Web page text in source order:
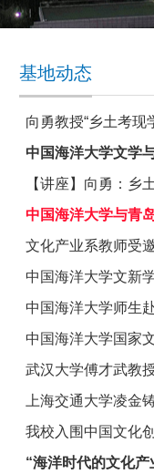
基地动态
向勇教授“乡土考
中国海洋大学文学
【讲座】向勇：乡
中国海洋大学与青
文化产业系教师受
中国海洋大学文新
中国海洋大学师生
中国海洋大学国家
武汉大学傅才武教
上海交通大学凌金
我校入围中国文化
“海洋时代的文化